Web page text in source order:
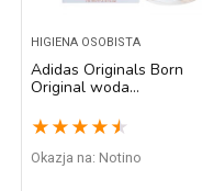
HIGIENA OSOBISTA
Adidas Originals Born
Original woda
ml
★ ★ ★ ★ ★
Okazja na: Notino